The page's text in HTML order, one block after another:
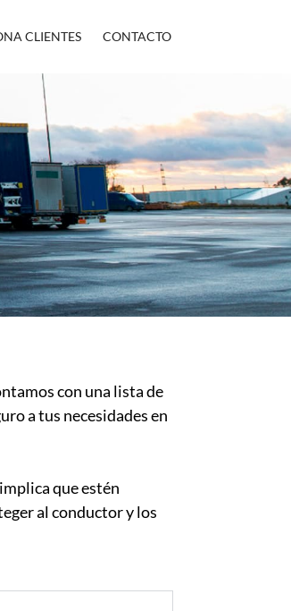
CLIENTES CONTACTO
con una lista de
a tus necesidades en
que estén
al conductor y los